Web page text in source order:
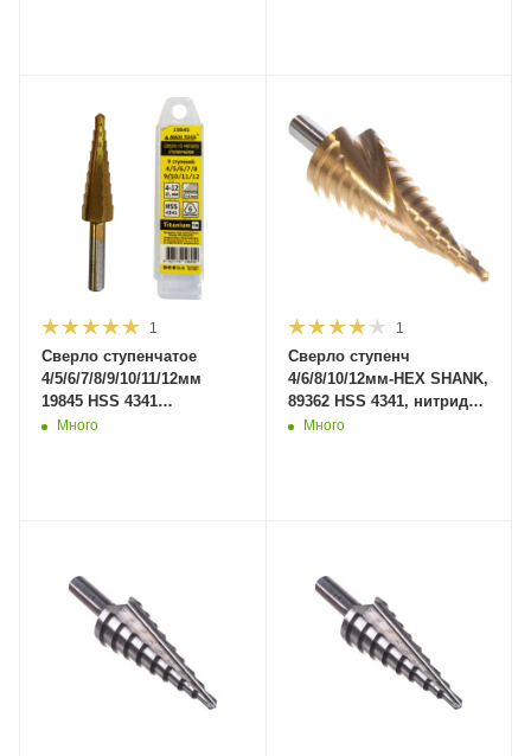
1
Сверло ступенчатое
4/5/6/7/8/9/10/11/12мм
19845 HSS 4341
Титан.покрытие (500шт/
Много
1
Сверло ступенч
4/6/8/10/12мм-HEX SHANK,
89362 HSS 4341, нитрид
титан покрытие. (300шт/
Много